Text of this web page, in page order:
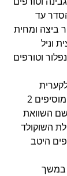
עד
ביצה ומחית
וניל
וטורפים
השוואת
השוקולד
היטב
במשך